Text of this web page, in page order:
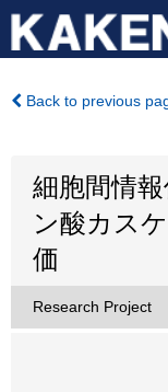
Back to previous
細胞間情
ン酸カス
価
Research Project